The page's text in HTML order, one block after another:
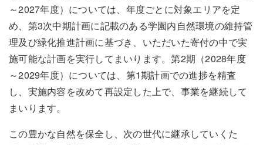
～2027年度）については、年度ごとに対象エリアを定
め、第3次中期計画に記載のある学園内自然環境の維持管
理及び緑化推進計画に基づき、いただいた寄付の中で実
施可能な計画を実行してまいります。第2期（2028年度
～2029年度）については、第1期計画での進捗を精査
し、実施内容を改めて再設定した上で、事業を継続して
まいります。
この豊かな自然を保全し、次の世代に継承していくた